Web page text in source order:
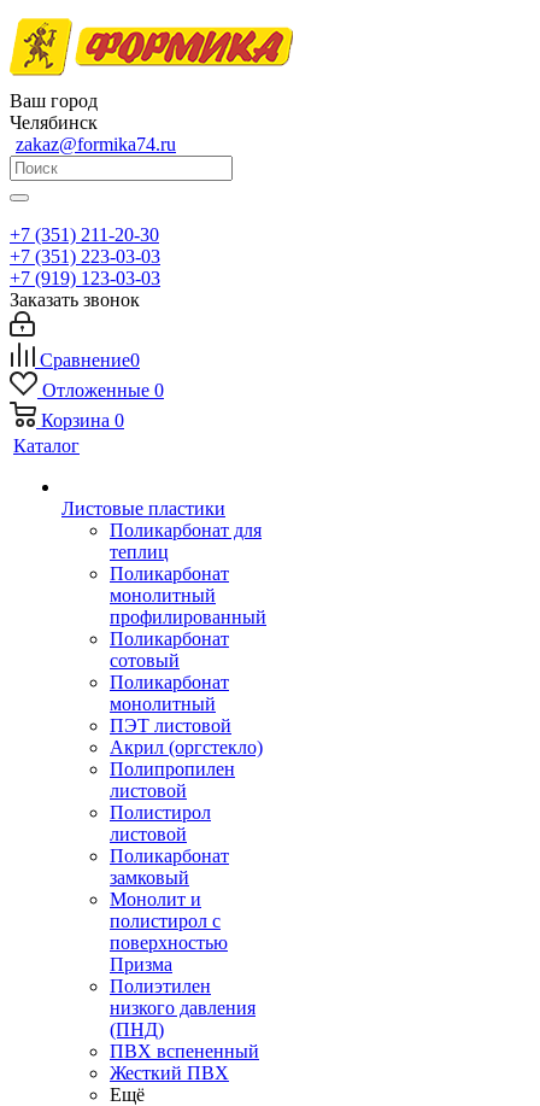
Ваш город
Челябинск
zakaz@formika74.ru
+7 (351) 211-20-30
+7 (351) 223-03-03
+7 (919) 123-03-03
Заказать звонок
Сравнение0
Отложенные 0
Корзина 0
Каталог
Листовые пластики
Поликарбонат для
теплиц
Поликарбонат
монолитный
профилированный
Поликарбонат
сотовый
Поликарбонат
монолитный
ПЭТ листовой
Акрил (оргстекло)
Полипропилен
листовой
Полистирол
листовой
Поликарбонат
замковый
Монолит и
полистирол с
поверхностью
Призма
Полиэтилен
низкого давления
(ПНД)
ПВХ вспененный
Жесткий ПВХ
Ещё